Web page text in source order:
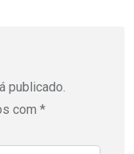
publicado.
com *